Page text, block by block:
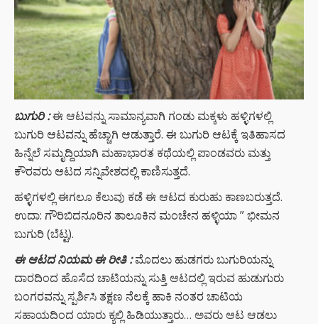
ಬುಗುರಿ:ಈ ಆಟವನ್ನು ಸಾಮಾನ್ಯವಾಗಿ ಗಂಡು ಮಕ್ಕಳು ಹಳ್ಳಿಗಳಲ್ಲಿ
ಬುಗುರಿ ಆಟವನ್ನು ಹೆಚ್ಚಾಗಿ ಆಡುತ್ತಾರೆ. ಈ ಬುಗುರಿ ಆಟಕ್ಕೆ ಇತಿಹಾಸದ
ಹಿನ್ನೆಲೆ ಸಮೃದ್ದಿಯಾಗಿ ಮಹಾಭಾರತ ಕಥೆಯಲ್ಲಿ ಪಾಂಡವರು ಮತ್ತು
ಕೌರವರು ಆಟದ ಸನ್ನಿವೇಶದಲ್ಲಿ ಕಾಣಿಸುತ್ತದೆ.
ಹಳ್ಳಿಗಳಲ್ಲಿ ಈಗಲೂ ಕೆಲುವು ಕಡೆ ಈ ಆಟದ ಕುರುಹು ಕಾಣಬರುತ್ತದೆ.
ಉದಾ: ಗೌರಿಬಿದನೂರಿನ ತಾಲೂಕಿನ ಮಂಚೇನ ಹಳ್ಳಿಯಾ ” ಭೀಮನ
ಬುಗುರಿ (ಬೆಟ್ಟ).
ಈ ಆಟದ ನಿಯಮ ಈ ರೀತಿ :ಮೊದಲು ಹುಡಗರು ಬುಗುರಿಯನ್ನು
ದಾರದಿಂದ ಹೊಸೆದ ಚಾಟಿಯನ್ನು ಸುತ್ತಿ ಆಟದಲ್ಲಿ ಇರುವ ಹುಡುಗುರು
ಬಂಗರವನ್ನು ಸ್ಪರ್ಶಿಸಿ ತಕ್ಷಣ ನೆಲಕ್ಕೆ ಹಾಕಿ ನಂತರ ಚಾಟಿಯ
ಸಹಾಯದಿಂದ ಯಾರು ಕ್ಯಲ್ಲಿ ಹಿಡಿಯುತ್ತಾರು… ಅವರು ಆಟ ಆಡಲು